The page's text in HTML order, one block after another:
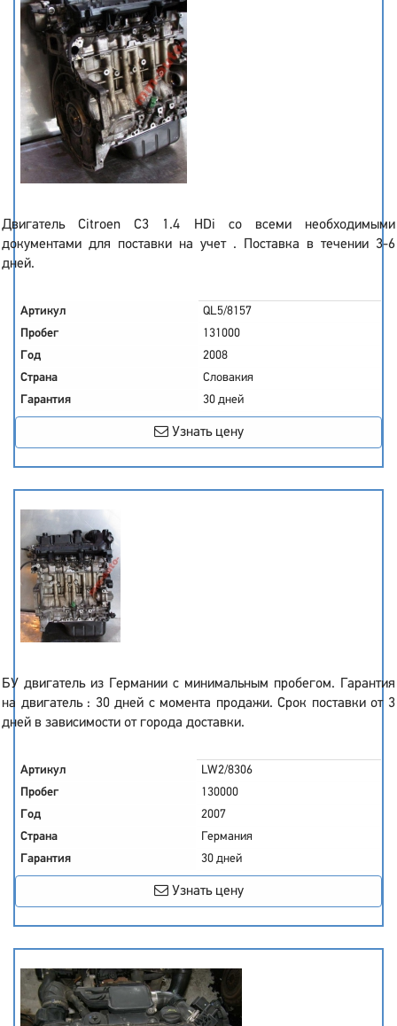
Двигатель Citroen C3 1.4 HDi со всеми необходимыми
документами для поставки на учет . Поставка в течении 3-6
дней.
Артикул
QL5/8157
Пробег
131000
Год
2008
Страна
Словакия
Гарантия
30 дней
Узнать цену
БУ двигатель из Германии с минимальным пробегом. Гарантия
на двигатель : 30 дней с момента продажи. Срок поставки от 3
дней в зависимости от города доставки.
Артикул
LW2/8306
Пробег
130000
Год
2007
Страна
Германия
Гарантия
30 дней
Узнать цену